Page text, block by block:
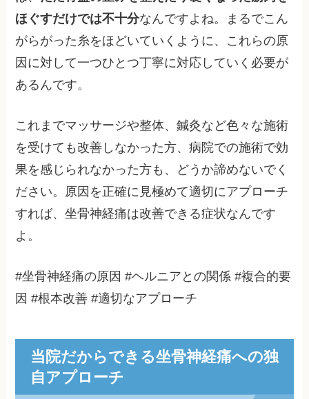
ほぐすだけでは不十分なんですよね。まるでこん
がらがった糸をほどいていくように、これらの原
因に対して一つひとつ丁寧に対応していく必要が
あるんです。
これまでマッサージや整体、鍼灸など色々な施術
を受けても改善しなかった方、病院での施術で効
果を感じられなかった方も、どうか諦めないでく
ださい。原因を正確に見極めて適切にアプローチ
すれば、坐骨神経痛は改善できる症状なんです
よ。
#坐骨神経痛の原因 #ヘルニアとの関係 #複合的要
因 #根本改善 #適切なアプローチ
当院だからできる坐骨神経痛への独
自アプローチ